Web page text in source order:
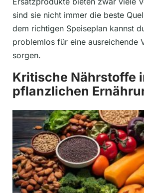
sind sie nicht immer die beste
dem richtigen Speiseplan kannst
problemlos für eine ausreichende
sorgen.
Kritische Nährstoffe
pflanzlichen